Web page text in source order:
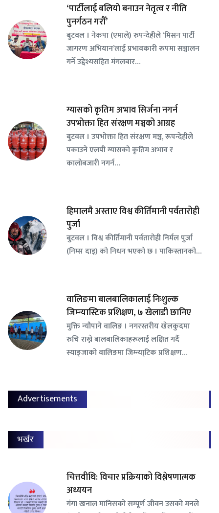
‘पार्टीलाई बलियो बनाउन नेतृत्व र नीति
पुनर्गठन गरौँ’
बुटवल । नेकपा (एमाले) रुपन्देहीले ‘मिसन पार्टी
जागरण अभियान’लाई प्रभावकारी रूपमा सञ्चालन
गर्ने उद्देश्यसहित मंगलबार…
ग्यासको कृतिम अभाव सिर्जना नगर्न
उपभोक्ता हित संरक्षण मञ्चको आग्रह
बुटवल । उपभोक्ता हित संरक्षण मञ्च, रूपन्देहीले
पकाउने एलपी ग्यासको कृतिम अभाव र
कालोबजारी नगर्न…
हिमालमै अस्ताए विश्व कीर्तिमानी पर्वतारोही
पुर्जा
बुटवल । विश्व कीर्तिमानी पर्वतारोही निर्मल पुर्जा
(निम्स दाइ) को निधन भएको छ । पाकिस्तानको…
वालिङमा बालबालिकालाई निःशुल्क
जिम्न्यास्टिक प्रशिक्षण, ७ खेलाडी छानिए
​मुक्ति न्यौपाने वालिङ । नगरस्तरीय खेलकुदमा
रुचि राख्ने बालबालिकाहरूलाई लक्षित गर्दै
स्याङ्जाको वालिङमा जिम्न्या्टिक प्रशिक्षण…
Advertisements
भर्खर
चित्तवीथि: विचार प्रक्रियाको विश्लेषणात्मक
अध्ययन
गंगा खनाल मानिसको सम्पूर्ण जीवन उसको मनले